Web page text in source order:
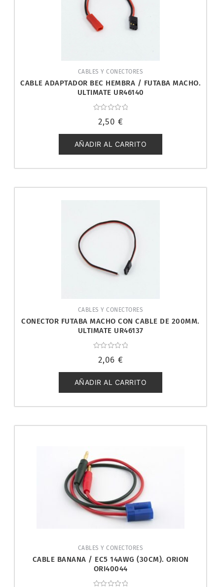
CABLES Y CONECTORES
CABLE ADAPTADOR BEC HEMBRA / FUTABA MACHO.
ULTIMATE UR46140
con
de
5
2,50 €
AÑADIR AL CARRITO
CABLES Y CONECTORES
CONECTOR FUTABA MACHO CON CABLE DE 200MM.
ULTIMATE UR46137
con
de
5
2,06 €
AÑADIR AL CARRITO
CABLES Y CONECTORES
CABLE BANANA / EC5 14AWG (30CM). ORION
ORI40044